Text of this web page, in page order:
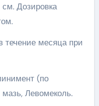
Дозировка
течение месяца при
(по
Левомеколь.